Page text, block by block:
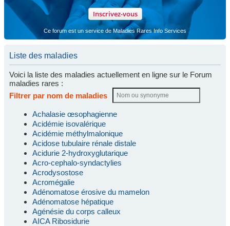
Inscrivez-vous
Ce forum est un service de Maladies Rares Info Services
Liste des maladies
Voici la liste des maladies actuellement en ligne sur le Forum
maladies rares :
Filtrer par nom de maladies
Achalasie œsophagienne
Acidémie isovalérique
Acidémie méthylmalonique
Acidose tubulaire rénale distale
Acidurie 2-hydroxyglutarique
Acro-cephalo-syndactylies
Acrodysostose
Acromégalie
Adénomatose érosive du mamelon
Adénomatose hépatique
Agénésie du corps calleux
AICA Ribosidurie